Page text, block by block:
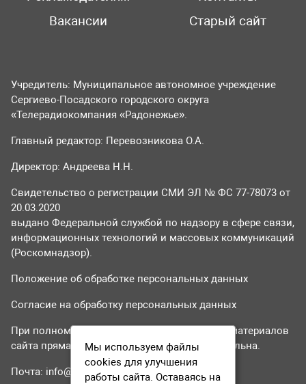
Вакансии
Старый сайт
Учредитель: Муниципальное автономное учреждение
Сергиево-Посадского городского округа
«Телерадиокомпания «Радонежье».
Главный редактор: Перевозникова О.А.
Директор: Андреева Н.Н.
Свидетельство о регистрации СМИ ЭЛ № ФС 77-78073 от
20.03.2020
выдано Федеральной службой по надзору в сфере связи,
информационных технологий и массовых коммуникаций
(Роскомнадзор).
Положение об обработке персональных данных
Согласие на обработку персональных данных
При полном или частичном использовании материалов
сайта прямая гиперссылка на tvr24.tv обязательна.
Почта: info@tvr24.tv
Мы используем файлы
cookies для улучшения
работы сайта. Оставаясь на